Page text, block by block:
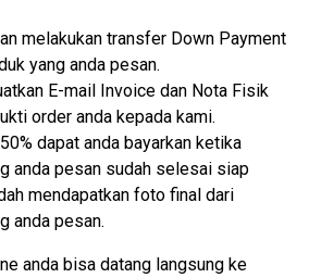
melakukan transfer Down Payment
yang anda pesan.
E-mail Invoice dan Nota Fisik
order anda kepada kami.
dapat anda bayarkan ketika
anda pesan sudah selesai siap
mendapatkan foto final dari
anda pesan.
anda bisa datang langsung ke